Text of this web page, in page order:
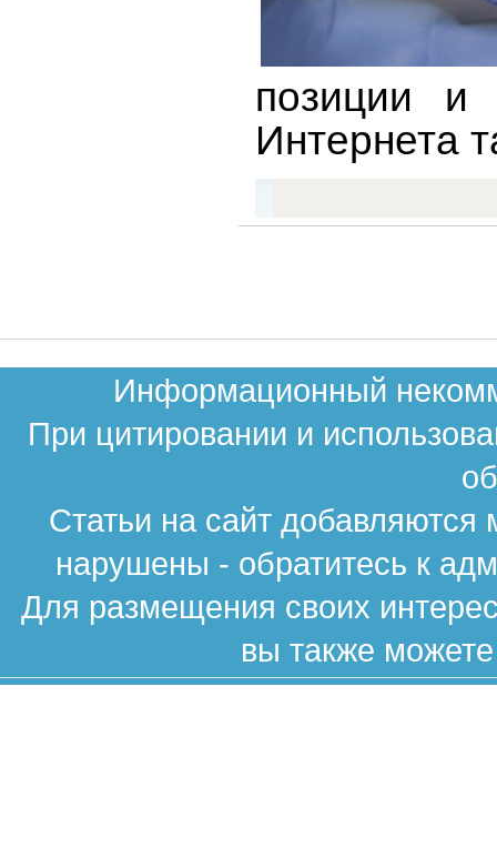
позиции и
Интернета
Информационный
При цитировании и
Статьи на сайт
нарушены - обратитесь к
Для размещения своих
вы также